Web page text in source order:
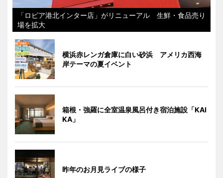
「ロピア港北インター店」がリニューアル 生鮮・食品売り
場を拡大
横浜赤レンガ倉庫に白い砂浜 アメリカ西海
岸テーマの夏イベント
箱根・強羅に全室温泉風呂付き宿泊施設「KAI
KA」
昨年のお月見ライブの様子